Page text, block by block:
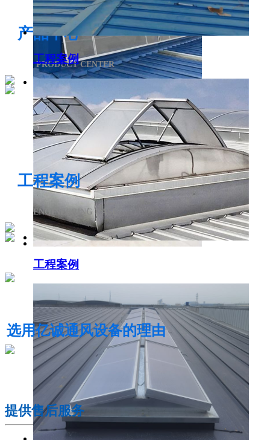
侧开型排烟天窗
电动采光排烟天窗
产品中心
PRODUCT CENTER
工程案例
工程案例
工程案例
ENGINEERING CASE
选用亿诚通风设备的理由
提供售后服务